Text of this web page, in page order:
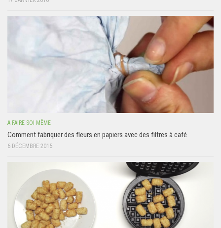
A FAIRE SOI MÊME
Comment fabriquer des fleurs en papiers avec des filtres à café
6 DÉCEMBRE 2015